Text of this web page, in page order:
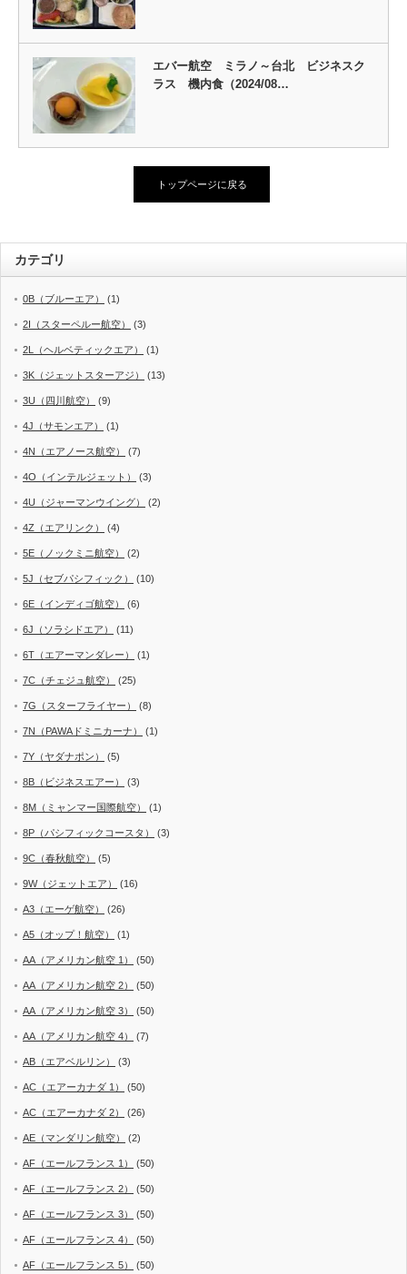
エバー航空 ミラノ～台北 ビジネスク
ラス 機内食（2024/08…
トップページに戻る
カテゴリ
0B（ブルーエア） (1)
2I（スターペルー航空） (3)
2L（ヘルベティックエア） (1)
3K（ジェットスターアジ） (13)
3U（四川航空） (9)
4J（サモンエア） (1)
4N（エアノース航空） (7)
4O（インテルジェット） (3)
4U（ジャーマンウイング） (2)
4Z（エアリンク） (4)
5E（ノックミニ航空） (2)
5J（セブパシフィック） (10)
6E（インディゴ航空） (6)
6J（ソラシドエア） (11)
6T（エアーマンダレー） (1)
7C（チェジュ航空） (25)
7G（スターフライヤー） (8)
7N（PAWAドミニカーナ） (1)
7Y（ヤダナポン） (5)
8B（ビジネスエアー） (3)
8M（ミャンマー国際航空） (1)
8P（パシフィックコースタ） (3)
9C（春秋航空） (5)
9W（ジェットエア） (16)
A3（エーゲ航空） (26)
A5（オップ！航空） (1)
AA（アメリカン航空 1） (50)
AA（アメリカン航空 2） (50)
AA（アメリカン航空 3） (50)
AA（アメリカン航空 4） (7)
AB（エアベルリン） (3)
AC（エアーカナダ 1） (50)
AC（エアーカナダ 2） (26)
AE（マンダリン航空） (2)
AF（エールフランス 1） (50)
AF（エールフランス 2） (50)
AF（エールフランス 3） (50)
AF（エールフランス 4） (50)
AF（エールフランス 5） (50)